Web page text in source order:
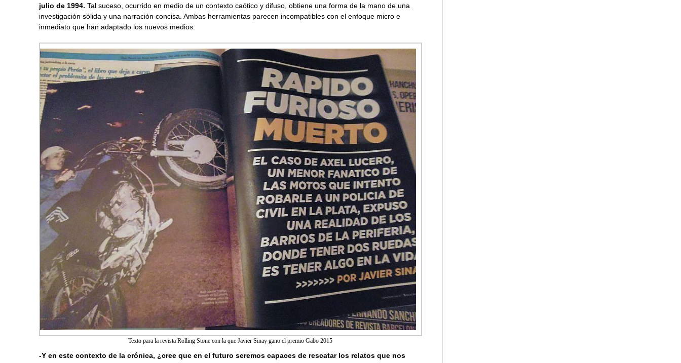
julio de 1994. Tal suceso, ocurrido en medio de un contexto caótico y difuso, obtiene una forma de la mano de una
investigación sólida y una narración concisa. Ambas herramientas parecen incompatibles con el enfoque micro e
inmediato que han adaptado los nuevos medios.
Texto para la revista Rolling Stone con la que Javier Sinay gano el premio Gabo 2015
-Y en este contexto de la crónica, ¿cree que en el futuro seremos capaces de rescatar los relatos que nos